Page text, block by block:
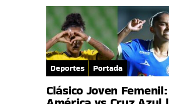
Deportes Portada
Clásico Joven Femenil: